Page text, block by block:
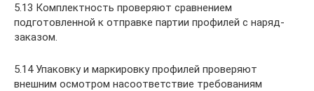
5.13 Комплектность проверяют сравнением
подготовленной к отправке партии профилей с наряд-
заказом.
5.14 Упаковку и маркировку профилей проверяют
внешним осмотром насоответствие требованиям